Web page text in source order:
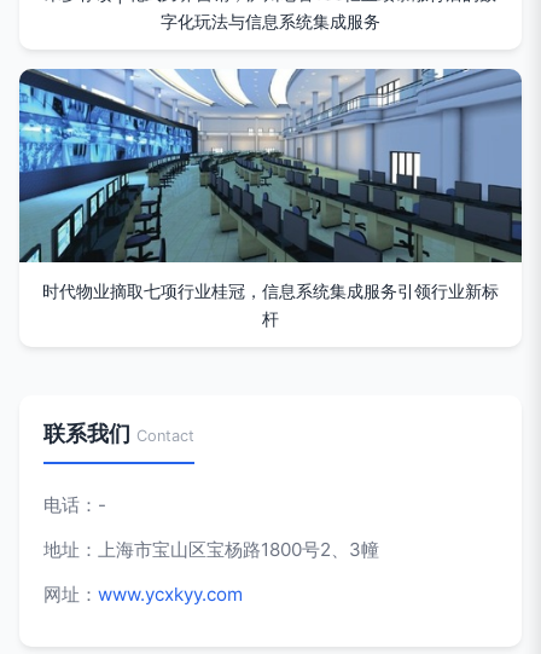
字化玩法与信息系统集成服务
时代物业摘取七项行业桂冠，信息系统集成服务引领行业新标
杆
联系我们 Contact
电话：-
地址：上海市宝山区宝杨路1800号2、3幢
网址： www.ycxkyy.com